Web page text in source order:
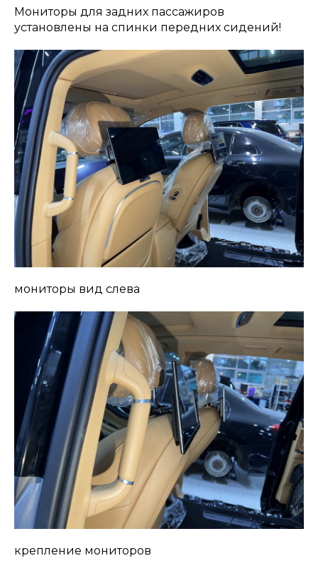
Мониторы для задних пассажиров
установлены на спинки передних сидений!
мониторы вид слева
крепление мониторов